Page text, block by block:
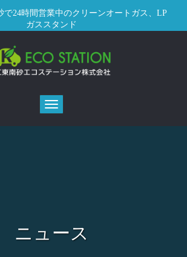
で24時間営業中のクリーンオートガス、LP
ガススタンド
Toggle
ニュース